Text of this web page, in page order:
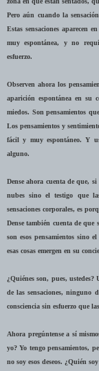
Pero aún cuando la
Estas sensaciones aparecen
muy espontánea, y no
esfuerzo.
Observen ahora los
aparición espontánea en su
miedos. Son pensamientos
Los pensamientos y
fácil y muy espontáneo. Y
alguno.
Dense ahora cuenta de que,
nubes sino el testigo que
sensaciones corporales, es
Dense también cuenta de que
son esos pensamientos sino
esas cosas emergen en su
¿Quiénes son, pues,
de las sensaciones, ninguno
consciencia sin esfuerzo que
Ahora pregúntense a sí
yo? Yo tengo pensamientos,
no soy esos deseos. ¿Quién